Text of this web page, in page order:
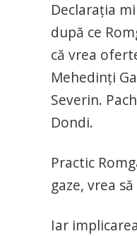
Declarația
după ce
că vrea
Mehedinți
Severin.
Dondi.
Practic
gaze, vrea
Iar